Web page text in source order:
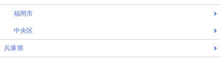
福岡市
中央区
兵庫県